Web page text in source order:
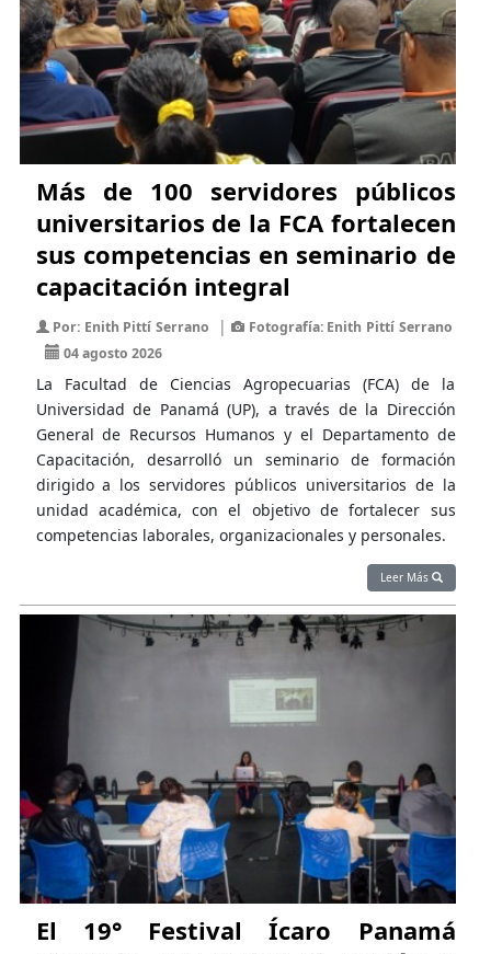
Más de 100 servidores públicos
universitarios de la FCA fortalecen
sus competencias en seminario de
capacitación integral
Por: Enith Pittí Serrano |
Fotografía: Enith Pittí Serrano
04 agosto 2026
La Facultad de Ciencias Agropecuarias (FCA) de la
Universidad de Panamá (UP), a través de la Dirección
General de Recursos Humanos y el Departamento de
Capacitación, desarrolló un seminario de formación
dirigido a los servidores públicos universitarios de la
unidad académica, con el objetivo de fortalecer sus
competencias laborales, organizacionales y personales.
Leer Más
El 19° Festival Ícaro Panamá